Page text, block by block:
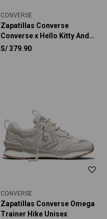
CONVERSE
Zapatillas Converse
Converse x Hello Kitty And
Friends Chuck Taylor All
S/379.90
CONVERSE
Zapatillas Converse Omega
Trainer Hike Unisex